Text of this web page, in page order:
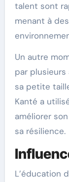
talent sont
menant à
Un autre
par plusieurs
sa petite
Kanté a
améliorer
sa résilience.
L’éducation